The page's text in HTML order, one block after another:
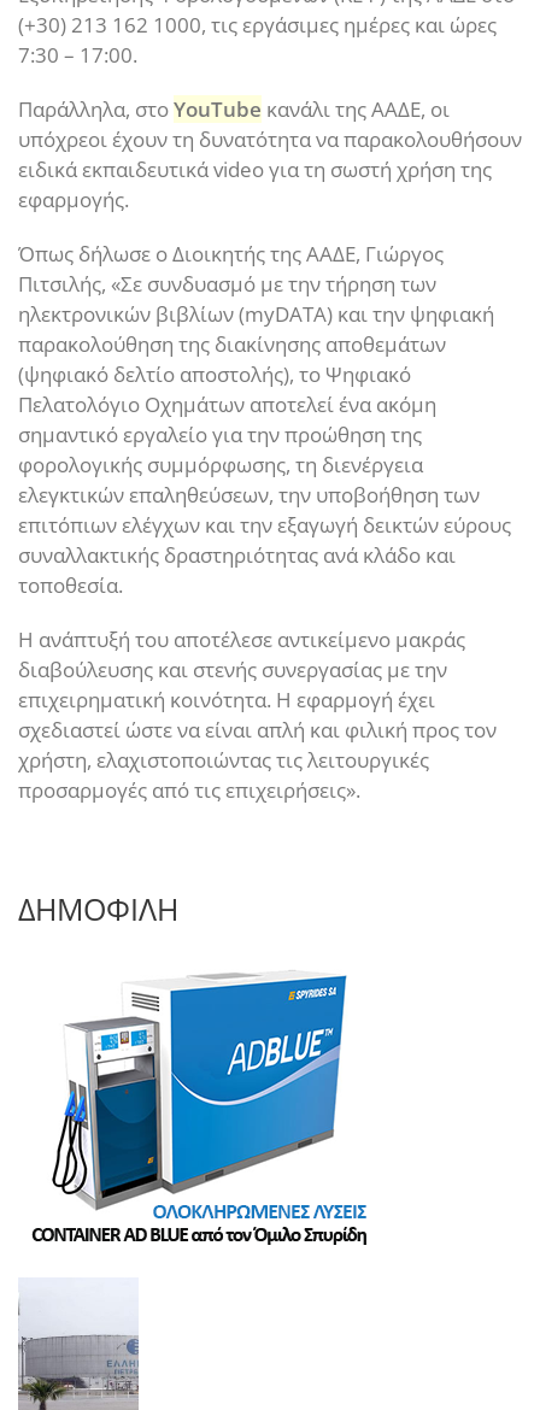
(+30) 213 162 1000, τις εργάσιμες ημέρες και ώρες
7:30 – 17:00.
Παράλληλα, στοYouTube κανάλι της ΑΑΔΕ, οι
υπόχρεοι έχουν τη δυνατότητα να παρακολουθήσουν
ειδικά εκπαιδευτικά video για τη σωστή χρήση της
εφαρμογής.
Όπως δήλωσε ο Διοικητής της ΑΑΔΕ, Γιώργος
Πιτσιλής, «Σε συνδυασμό με την τήρηση των
ηλεκτρονικών βιβλίων (myDATA) και την ψηφιακή
παρακολούθηση της διακίνησης αποθεμάτων
(ψηφιακό δελτίο αποστολής), το Ψηφιακό
Πελατολόγιο Οχημάτων αποτελεί ένα ακόμη
σημαντικό εργαλείο για την προώθηση της
φορολογικής συμμόρφωσης, τη διενέργεια
ελεγκτικών επαληθεύσεων, την υποβοήθηση των
επιτόπιων ελέγχων και την εξαγωγή δεικτών εύρους
συναλλακτικής δραστηριότητας ανά κλάδο και
τοποθεσία.
Η ανάπτυξή του αποτέλεσε αντικείμενο μακράς
διαβούλευσης και στενής συνεργασίας με την
επιχειρηματική κοινότητα. Η εφαρμογή έχει
σχεδιαστεί ώστε να είναι απλή και φιλική προς τον
χρήστη, ελαχιστοποιώντας τις λειτουργικές
προσαρμογές από τις επιχειρήσεις».
ΔΗΜΟΦΙΛΗ